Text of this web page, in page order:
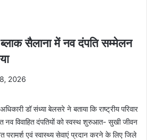
ब्लाक सैलाना में नव दंपति सम्मेलन
2026
डॉ संध्या बेलसरे ने बताया कि राष्ट्रीय परिवार
नव विवाहित दंपतियों को स्वस्थ शुरुआत- सुखी जीवन
परामर्श एवं स्वास्थ्य सेवाएं प्रदान करने के लिए जिले